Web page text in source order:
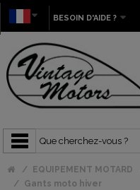
BESOIN D'AIDE ?
EQUIPEMENT MOTARD
Gants moto hiver